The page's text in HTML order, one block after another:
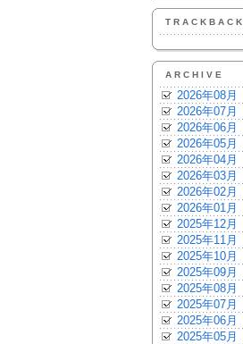
TRACKBACK
ARCHIVE
2026年08月
2026年07月
2026年06月
2026年05月
2026年04月
2026年03月
2026年02月
2026年01月
2025年12月
2025年11月
2025年10月
2025年09月
2025年08月
2025年07月
2025年06月
2025年05月